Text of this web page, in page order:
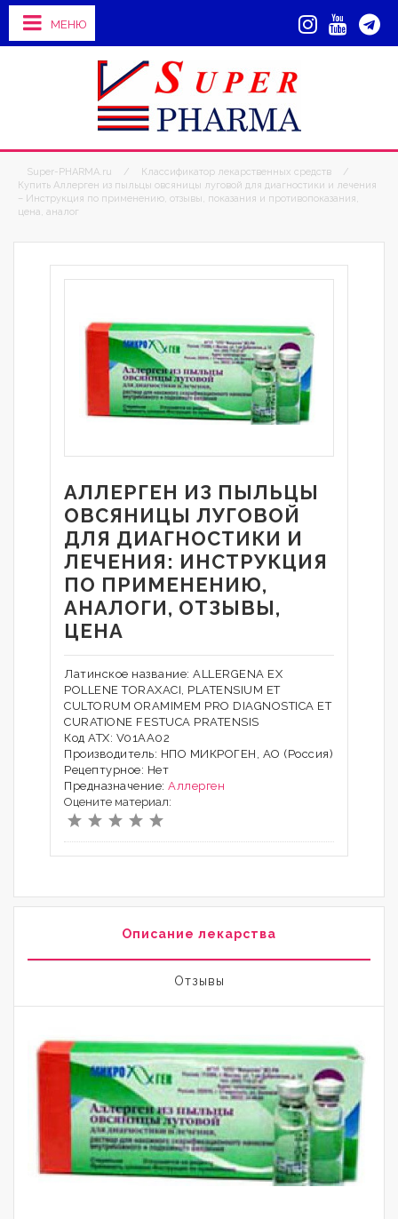
МЕНЮ
Super-PHARMA.ru / Классификатор лекарственных средств
/
Купить Аллерген из пыльцы овсяницы луговой для диагностики и лечения
– Инструкция по применению, отзывы, показания и противопоказания,
цена, аналог
АЛЛЕРГЕН ИЗ ПЫЛЬЦЫ
ОВСЯНИЦЫ ЛУГОВОЙ
ДЛЯ ДИАГНОСТИКИ И
ЛЕЧЕНИЯ: ИНСТРУКЦИЯ
ПО ПРИМЕНЕНИЮ,
АНАЛОГИ, ОТЗЫВЫ,
ЦЕНА
Латинское название: ALLERGENA EX
POLLENE TORAXACI, PLATENSIUM ET
CULTORUM ORAMIMEM PRO DIAGNOSTICA ET
CURATIONE FESTUCA PRATENSIS
Код АТХ: V01AA02
Производитель: НПО МИКРОГЕН, AO (Россия)
Рецептурное: Нет
Предназначение: Аллерген
Оцените материал:
Описание лекарства
Отзывы